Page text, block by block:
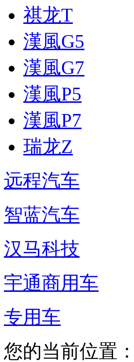
祺龙T
漢風G5
漢風G7
漢風P5
漢風P7
瑞龙Z
远程汽车
智蓝汽车
汉马科技
宇通商用车
专用车
您的当前位置：